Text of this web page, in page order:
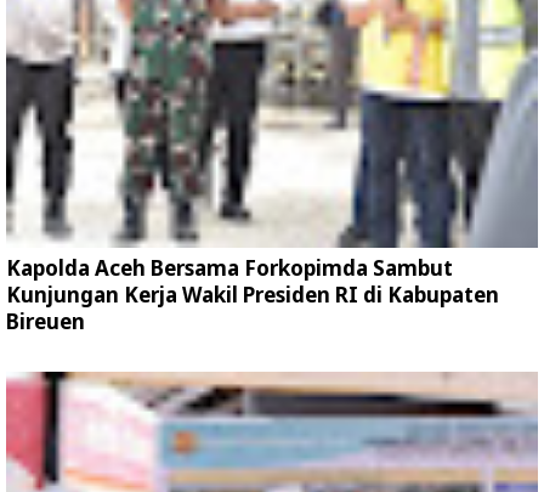
Kapolda Aceh Bersama Forkopimda Sambut
Kunjungan Kerja Wakil Presiden RI di Kabupaten
Bireuen